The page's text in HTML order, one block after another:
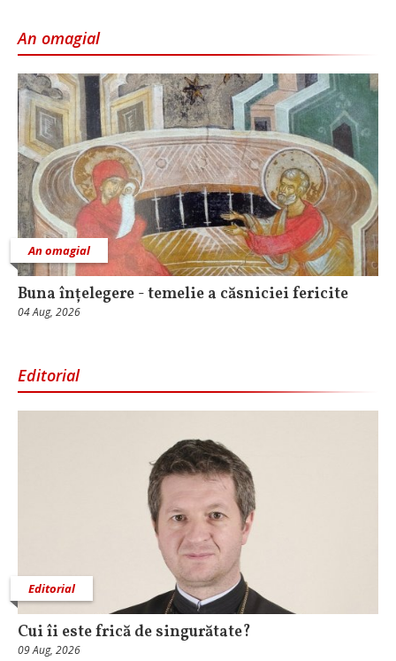
An omagial
An omagial
Buna înțelegere - temelie a căsniciei fericite
04 Aug, 2026
Editorial
Editorial
Cui îi este frică de singurătate?
09 Aug, 2026